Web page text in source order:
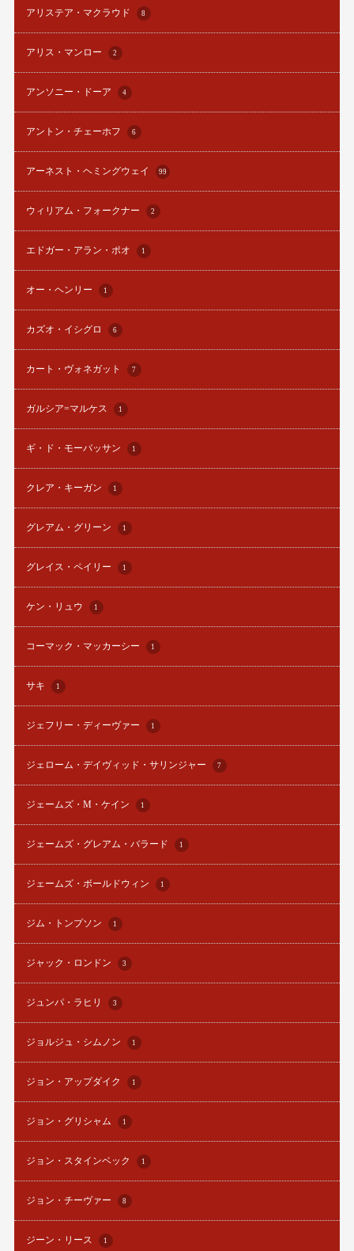
アリステア・マクラウド 8
アリス・マンロー 2
アンソニー・ドーア 4
アントン・チェーホフ 6
アーネスト・ヘミングウェイ 99
ウィリアム・フォークナー 2
エドガー・アラン・ポオ 1
オー・ヘンリー 1
カズオ・イシグロ 6
カート・ヴォネガット 7
ガルシア=マルケス 1
ギ・ド・モーパッサン 1
クレア・キーガン 1
グレアム・グリーン 1
グレイス・ペイリー 1
ケン・リュウ 1
コーマック・マッカーシー 1
サキ 1
ジェフリー・ディーヴァー 1
ジェローム・デイヴィッド・サリンジャー 7
ジェームズ・M・ケイン 1
ジェームズ・グレアム・バラード 1
ジェームズ・ボールドウィン 1
ジム・トンプソン 1
ジャック・ロンドン 3
ジュンパ・ラヒリ 3
ジョルジュ・シムノン 1
ジョン・アップダイク 1
ジョン・グリシャム 1
ジョン・スタインベック 1
ジョン・チーヴァー 8
ジーン・リース 1